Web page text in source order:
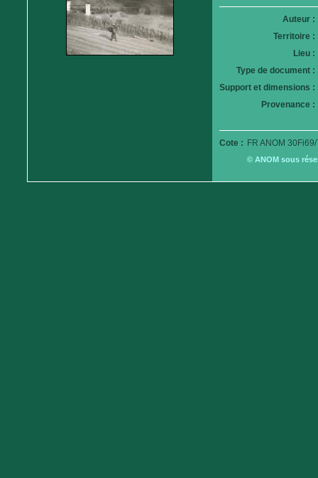
Auteur :
Territoire :
Lieu :
Type de document :
Support et dimensions :
Provenance :
Cote : FR ANOM
© ANOM sous